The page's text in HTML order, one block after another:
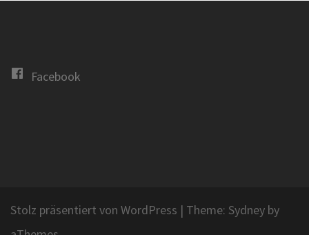
Facebook
Stolz präsentiert von WordPress | Theme: Sydney by